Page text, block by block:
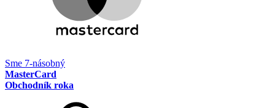
Sme 7-násobný
MasterCard
Obchodník roka